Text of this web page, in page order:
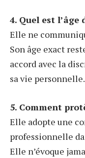
4. Quel est l’âge
Elle ne
Son âge exact
accord avec la
sa vie personnelle.
5. Comment
Elle adopte une
professionnelle
Elle n’évoque